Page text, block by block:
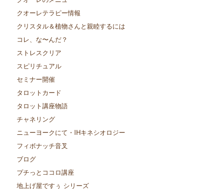
クオーレテラピー情報
クリスタル＆植物さんと親睦するには
コレ、な〜んだ？
ストレスクリア
スピリチュアル
セミナー開催
タロットカード
タロット講座物語
チャネリング
ニューヨークにて・IHキネシオロジー
フィボナッチ音叉
ブログ
プチっとココロ講座
地上げ屋ですぅ シリーズ